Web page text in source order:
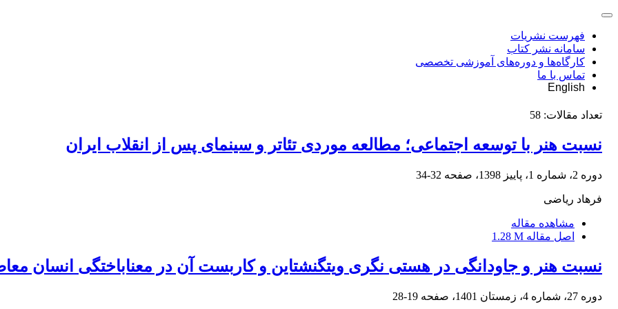
فهرست نشریات
سامانه نشر کتاب
کارگاه‌ها و دوره‌های آموزشی تخصصی
تماس با ما
English
تعداد مقالات: 58
نسبت هنر با توسعه اجتماعی؛ مطالعه موردی تئاتر و سینمای پس از انقلاب ایران
دوره 2، شماره 1، پاییز 1398، صفحه 32-34
فرهاد ریاضی
مشاهده مقاله
اصل مقاله 1.28 M
نسبت هنر و جاودانگی در هستی نگری ویتگنشتاین و کاربست آن در معناباختگی انسان
دوره 27، شماره 4، زمستان 1401، صفحه 19-28